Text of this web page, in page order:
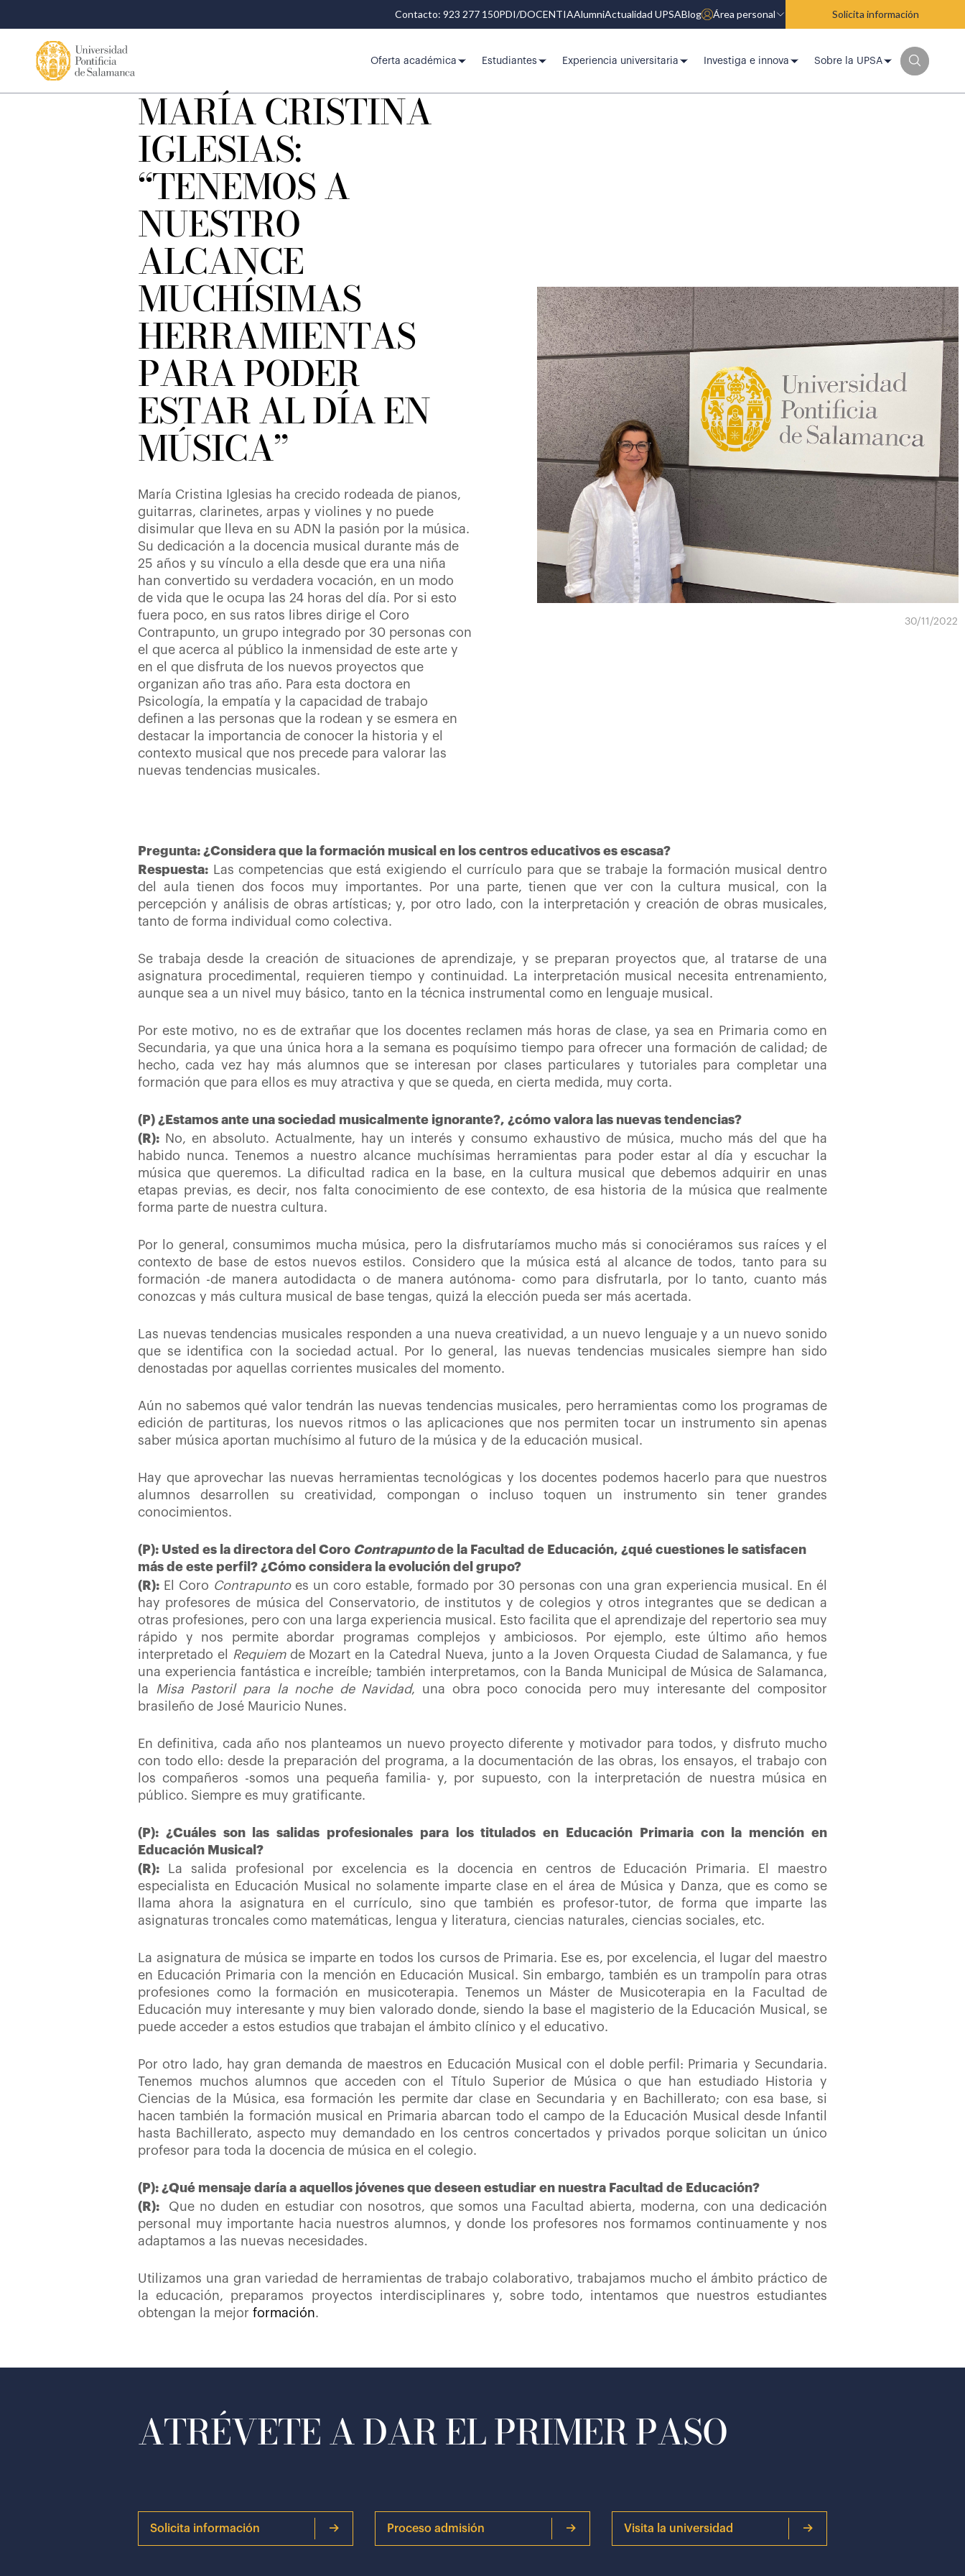
Contacto: 923 277 150PDI/DOCENTIAAlumniActualidad UPSABlog Área personal Solicita información
Oferta académica Estudiantes Experiencia universitaria Investiga e innova Sobre la UPSA
MARÍA CRISTINA
IGLESIAS:
“TENEMOS A
NUESTRO
ALCANCE
MUCHÍSIMAS
HERRAMIENTAS
PARA PODER
ESTAR AL DÍA EN
MÚSICA”
María Cristina Iglesias ha crecido rodeada de pianos,
guitarras, clarinetes, arpas y violines y no puede
disimular que lleva en su ADN la pasión por la música.
Su dedicación a la docencia musical durante más de
25 años y su vínculo a ella desde que era una niña
han convertido su verdadera vocación, en un modo
de vida que le ocupa las 24 horas del día. Por si esto
fuera poco, en sus ratos libres dirige el Coro
Contrapunto, un grupo integrado por 30 personas con
el que acerca al público la inmensidad de este arte y
en el que disfruta de los nuevos proyectos que
organizan año tras año. Para esta doctora en
Psicología, la empatía y la capacidad de trabajo
definen a las personas que la rodean y se esmera en
destacar la importancia de conocer la historia y el
contexto musical que nos precede para valorar las
nuevas tendencias musicales.
30/11/2022
Pregunta: ¿Considera que la formación musical en los centros educativos es escasa?
Respuesta: Las competencias que está exigiendo el currículo para que se trabaje la formación musical dentro
del aula tienen dos focos muy importantes. Por una parte, tienen que ver con la cultura musical, con la
percepción y análisis de obras artísticas; y, por otro lado, con la interpretación y creación de obras musicales,
tanto de forma individual como colectiva.
Se trabaja desde la creación de situaciones de aprendizaje, y se preparan proyectos que, al tratarse de una
asignatura procedimental, requieren tiempo y continuidad. La interpretación musical necesita entrenamiento,
aunque sea a un nivel muy básico, tanto en la técnica instrumental como en lenguaje musical.
Por este motivo, no es de extrañar que los docentes reclamen más horas de clase, ya sea en Primaria como en
Secundaria, ya que una única hora a la semana es poquísimo tiempo para ofrecer una formación de calidad; de
hecho, cada vez hay más alumnos que se interesan por clases particulares y tutoriales para completar una
formación que para ellos es muy atractiva y que se queda, en cierta medida, muy corta.
(P) ¿Estamos ante una sociedad musicalmente ignorante?, ¿cómo valora las nuevas tendencias?
(R):
No, en absoluto. Actualmente, hay un interés y consumo exhaustivo de música, mucho más del que ha
habido nunca. Tenemos a nuestro alcance muchísimas herramientas para poder estar al día y escuchar la
música que queremos. La dificultad radica en la base, en la cultura musical que debemos adquirir en unas
etapas previas, es decir, nos falta conocimiento de ese contexto, de esa historia de la música que realmente
forma parte de nuestra cultura.
Por lo general, consumimos mucha música, pero la disfrutaríamos mucho más si conociéramos sus raíces y el
contexto de base de estos nuevos estilos. Considero que la música está al alcance de todos, tanto para su
formación -de manera autodidacta o de manera autónoma- como para disfrutarla, por lo tanto, cuanto más
conozcas y más cultura musical de base tengas, quizá la elección pueda ser más acertada.
Las nuevas tendencias musicales responden a una nueva creatividad, a un nuevo lenguaje y a un nuevo sonido
que se identifica con la sociedad actual. Por lo general, las nuevas tendencias musicales siempre han sido
denostadas por aquellas corrientes musicales del momento.
Aún no sabemos qué valor tendrán las nuevas tendencias musicales, pero herramientas como los programas de
edición de partituras, los nuevos ritmos o las aplicaciones que nos permiten tocar un instrumento sin apenas
saber música aportan muchísimo al futuro de la música y de la educación musical.
Hay que aprovechar las nuevas
herramientas tecnológicas y los docentes podemos hacerlo para que nuestros
alumnos desarrollen
su creatividad, compongan
o incluso toquen un instrumento sin tener grandes
conocimientos.
(P): Usted es la directora del Coro Contrapuntode la Facultad de Educación, ¿qué cuestiones le satisfacen
más de este perfil? ¿Cómo considera la evolución del grupo?
(R): El Coro Contrapuntoes un coro estable, formado por 30 personas con una gran experiencia musical. En él
hay profesores de música del Conservatorio, de institutos y de colegios y otros integrantes que se dedican a
otras profesiones, pero con una larga experiencia musical. Esto facilita que el aprendizaje del repertorio sea muy
rápido y nos permite abordar programas complejos y ambiciosos. Por ejemplo, este último año hemos
interpretado el
Requiemde Mozart en la Catedral Nueva, junto a la Joven Orquesta Ciudad de Salamanca, y fue
una experiencia fantástica e increíble; también interpretamos, con la Banda Municipal de Música de Salamanca,
la
Misa Pastoril para la noche de Navidad, una obra poco conocida pero muy interesante del compositor
brasileño de José Mauricio Nunes.
En definitiva, cada año nos planteamos un nuevo proyecto diferente y motivador para todos, y disfruto mucho
con todo ello: desde la preparación del programa, a la documentación de las obras, los ensayos, el trabajo con
los compañeros -somos una pequeña familia- y, por supuesto, con la interpretación de nuestra música en
público. Siempre es muy gratificante.
(P): ¿Cuáles son las salidas profesionales para los titulados en Educación Primaria con la mención en
Educación Musical?
(R):
La salida profesional por excelencia es la docencia en centros de Educación Primaria. El maestro
especialista en Educación Musical no solamente imparte clase en el área de Música y Danza, que es como se
llama ahora la asignatura en el currículo, sino que también es profesor-tutor, de forma que imparte las
asignaturas troncales como matemáticas, lengua y literatura, ciencias naturales, ciencias sociales, etc.
La asignatura de música se imparte en todos los cursos de Primaria. Ese es, por excelencia, el lugar del maestro
en Educación Primaria con la mención en Educación Musical. Sin embargo, también es un trampolín para otras
profesiones como la formación en musicoterapia. Tenemos un Máster de Musicoterapia en la Facultad de
Educación muy interesante y muy bien valorado donde, siendo la base el magisterio de la Educación Musical, se
puede acceder a estos estudios que trabajan el ámbito clínico y el educativo.
Por otro lado, hay gran demanda de maestros en Educación Musical con el doble perfil: Primaria y Secundaria.
Tenemos muchos alumnos que acceden con el Título Superior de Música o que han estudiado Historia
y
Ciencias de la Música, esa formación les permite dar clase en Secundaria y en Bachillerato; con esa base, si
hacen también la formación musical en Primaria abarcan todo el campo de la Educación Musical desde Infantil
hasta Bachillerato, aspecto muy demandado en los centros concertados y privados porque solicitan un único
profesor para toda la docencia de música en el colegio.
(P): ¿Qué mensaje daría a aquellos jóvenes que deseen estudiar en nuestra Facultad de Educación?
(R): Que no duden en estudiar con nosotros, que somos una Facultad abierta, moderna, con una dedicación
personal muy importante hacia nuestros alumnos, y donde los profesores nos formamos continuamente y nos
adaptamos a las nuevas necesidades.
Utilizamos una gran variedad de herramientas de trabajo colaborativo, trabajamos mucho el ámbito práctico de
la educación, preparamos proyectos interdisciplinares y, sobre todo, intentamos que nuestros estudiantes
obtengan la mejor formación.
ATRÉVETE A DAR EL PRIMER PASO
Solicita información Proceso admisión Visita la universidad